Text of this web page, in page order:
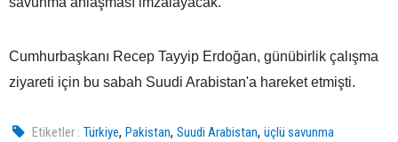
Cumhurbaşkanı Recep Tayyip Erdoğan, günübirlik çalışma
ziyareti için bu sabah Suudi Arabistan'a hareket etmişti.
Etiketler : Türkiye,Pakistan,Suudi Arabistan,üçlü savunma